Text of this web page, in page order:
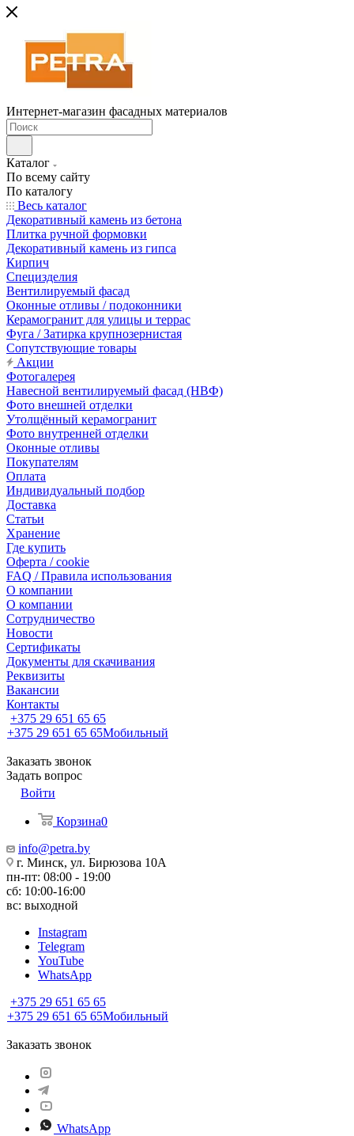
Интернет-магазин фасадных материалов
Каталог
По всему сайту
По каталогу
Весь каталог
Декоративный камень из бетона
Плитка ручной формовки
Декоративный камень из гипса
Кирпич
Специзделия
Вентилируемый фасад
Оконные отливы / подоконники
Керамогранит для улицы и террас
Фуга / Затирка крупнозернистая
Сопутствующие товары
Акции
Фотогалерея
Навесной вентилируемый фасад (НВФ)
Фото внешней отделки
Утолщённый керамогранит
Фото внутренней отделки
Оконные отливы
Покупателям
Оплата
Индивидуальный подбор
Доставка
Статьи
Хранение
Где купить
Оферта / cookie
FAQ / Правила использования
О компании
О компании
Сотрудничество
Новости
Сертификаты
Документы для скачивания
Реквизиты
Вакансии
Контакты
+375 29 651 65 65
+375 29 651 65 65Мобильный
Заказать звонок
Задать вопрос
Войти
Корзина0
info@petra.by
г. Минск, ул. Бирюзова 10А
пн-пт: 08:00 - 19:00
сб: 10:00-16:00
вс: выходной
Instagram
Telegram
YouTube
WhatsApp
+375 29 651 65 65
+375 29 651 65 65Мобильный
Заказать звонок
WhatsApp